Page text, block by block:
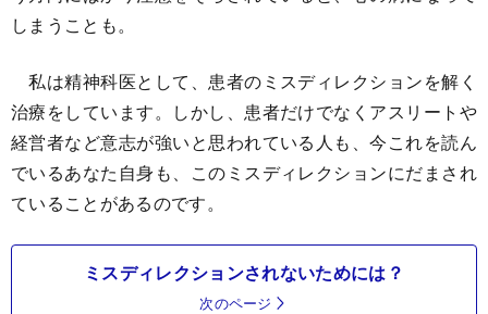
しまうことも。
私は精神科医として、患者のミスディレクションを解く
治療をしています。しかし、患者だけでなくアスリートや
経営者など意志が強いと思われている人も、今これを読ん
でいるあなた自身も、このミスディレクションにだまされ
ていることがあるのです。
ミスディレクションされないためには？
次のページ